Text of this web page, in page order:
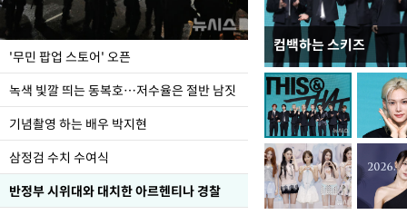
'무민 팝업 스토어' 오픈
녹색 빛깔 띄는 동복호…저수율은 절반 남짓
기념촬영 하는 배우 박지현
삼정검 수치 수여식
반정부 시위대와 대치한 아르헨티나 경찰
컴백하는 스키즈
지석천 뒤덮은 개구리